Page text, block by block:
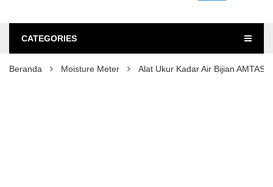
CATEGORIES
Beranda Moisture Meter Alat Ukur Kadar Air Bijian AMTAST